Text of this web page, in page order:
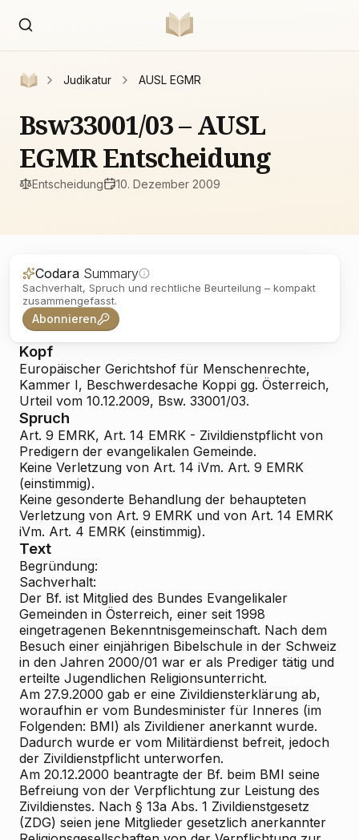
Judikatur AUSL EGMR
Bsw33001/03 – AUSL
EGMR Entscheidung
Entscheidung 10. Dezember 2009
Codara Summary
Sachverhalt, Spruch und rechtliche Beurteilung – kompakt
zusammengefasst.
Abonnieren
Kopf
Europäischer Gerichtshof für Menschenrechte,
Kammer I, Beschwerdesache Koppi gg. Österreich,
Urteil vom 10.12.2009, Bsw. 33001/03.
Spruch
Art. 9 EMRK, Art. 14 EMRK - Zivildienstpflicht von
Predigern der evangelikalen Gemeinde.
Keine Verletzung von Art. 14 iVm. Art. 9 EMRK
(einstimmig).
Keine gesonderte Behandlung der behaupteten
Verletzung von Art. 9 EMRK und von Art. 14 EMRK
iVm. Art. 4 EMRK (einstimmig).
Text
Begründung:
Sachverhalt:
Der Bf. ist Mitglied des Bundes Evangelikaler
Gemeinden in Österreich, einer seit 1998
eingetragenen Bekenntnisgemeinschaft. Nach dem
Besuch einer einjährigen Bibelschule in der Schweiz
in den Jahren 2000/01 war er als Prediger tätig und
erteilte Jugendlichen Religionsunterricht.
Am 27.9.2000 gab er eine Zivildiensterklärung ab,
woraufhin er vom Bundesminister für Inneres (im
Folgenden: BMI) als Zivildiener anerkannt wurde.
Dadurch wurde er vom Militärdienst befreit, jedoch
der Zivildienstpflicht unterworfen.
Am 20.12.2000 beantragte der Bf. beim BMI seine
Befreiung von der Verpflichtung zur Leistung des
Zivildienstes. Nach § 13a Abs. 1 Zivildienstgesetz
(ZDG) seien jene Mitglieder gesetzlich anerkannter